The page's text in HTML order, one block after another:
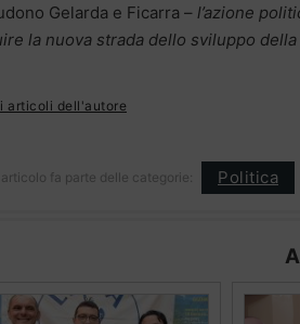
Gelarda e Ficarra – l’azione
la nuova strada dello sviluppo
articoli dell'autore
fa parte delle categorie: Politica